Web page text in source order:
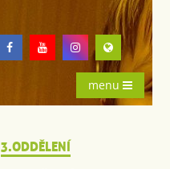
menu
3.ODDĚLENÍ